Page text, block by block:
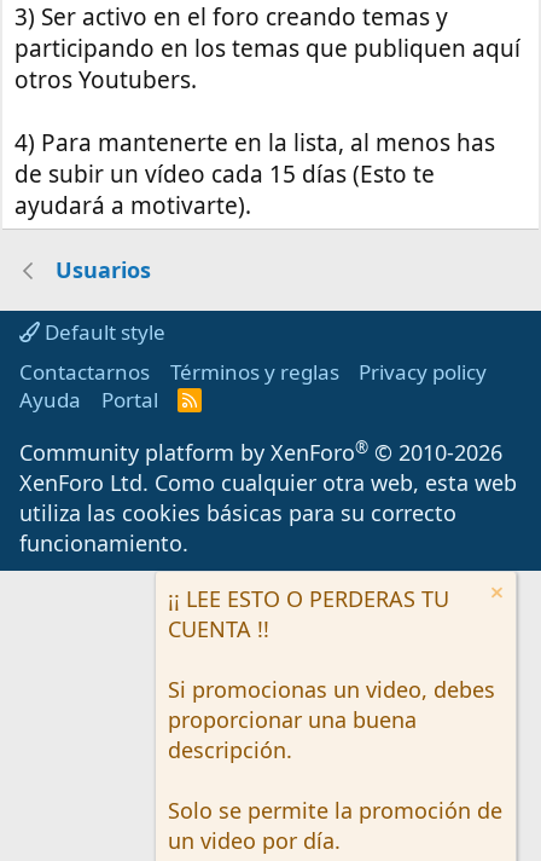
3) Ser activo en el foro creando temas y
participando en los temas que publiquen aquí
otros Youtubers.
4) Para mantenerte en la lista, al menos has
de subir un vídeo cada 15 días (Esto te
ayudará a motivarte).
Usuarios
Default style
Contactarnos
Términos y reglas
Privacy policy
Ayuda
Portal
R
S
Community platform by XenForo® © 2010-2026
XenForo Ltd. Como cualquier otra web, esta web
utiliza las cookies básicas para su correcto
funcionamiento.
¡¡ LEE ESTO O PERDERAS TU
CUENTA !!
Si promocionas un video, debes
proporcionar una buena
descripción.
Solo se permite la promoción de
un video por día.